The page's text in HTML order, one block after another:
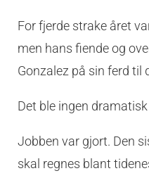
For fjerde strake året
men hans fiende og
Gonzalez på sin ferd til
Det ble ingen
Jobben var gjort. Den
skal regnes blant